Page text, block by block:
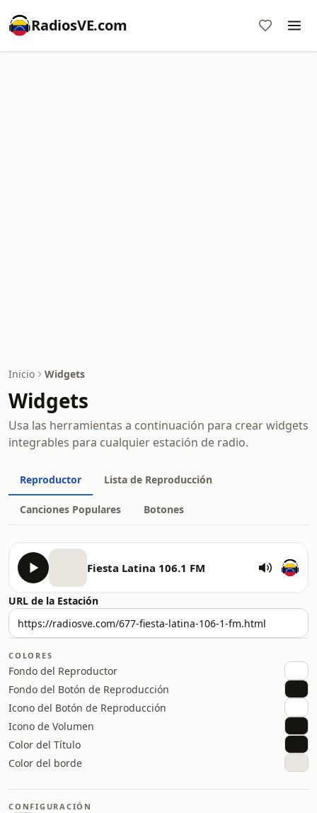
RadiosVE.com
Inicio Widgets
Widgets
Usa las herramientas a continuación para crear widgets
integrables para cualquier estación de radio.
Reproductor Lista de Reproducción
Canciones Populares Botones
Fiesta Latina 106.1 FM
URL de la Estación
COLORES
Fondo del Reproductor
Fondo del Botón de Reproducción
Icono del Botón de Reproducción
Icono de Volumen
Color del Título
Color del borde
CONFIGURACIÓN